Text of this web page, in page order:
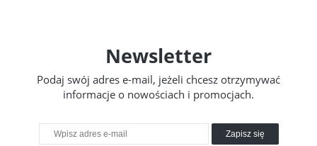
Newsletter
Podaj swój adres e-mail, jeżeli chcesz otrzymywać
informacje o nowościach i promocjach.
Zapisz się